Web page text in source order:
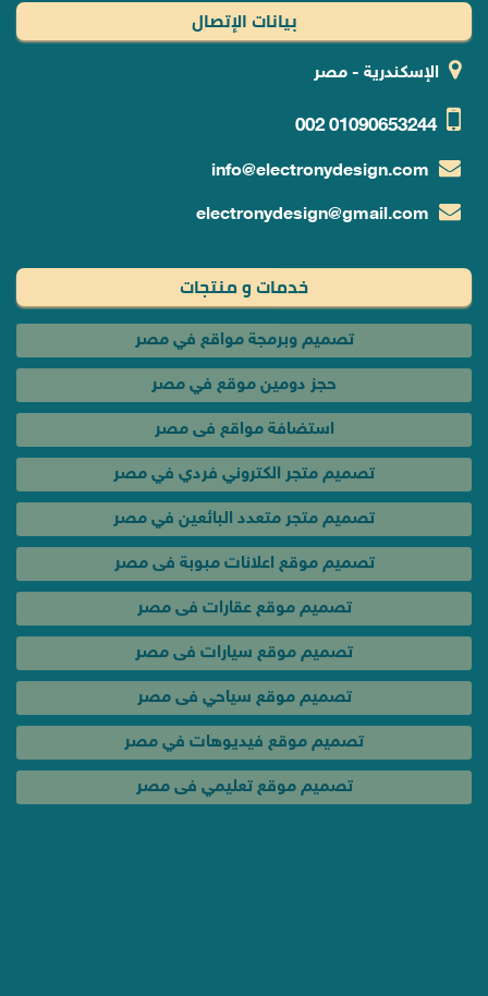
بيانات الإتصال
الإسكندرية - مصر
01090653244
002
info@electronydesign.com
electronydesign@gmail.com
خدمات و منتجات
تصميم وبرمجة مواقع في مصر
حجز دومين موقع في مصر
استضافة مواقع فى مصر
تصميم متجر الكتروني فردي في مصر
تصميم متجر متعدد البائعين في مصر
تصميم موقع اعلانات مبوبة فى مصر
تصميم موقع عقارات فى مصر
تصميم موقع سيارات فى مصر
تصميم موقع سياحي فى مصر
تصميم موقع فيديوهات في مصر
تصميم موقع تعليمي فى مصر